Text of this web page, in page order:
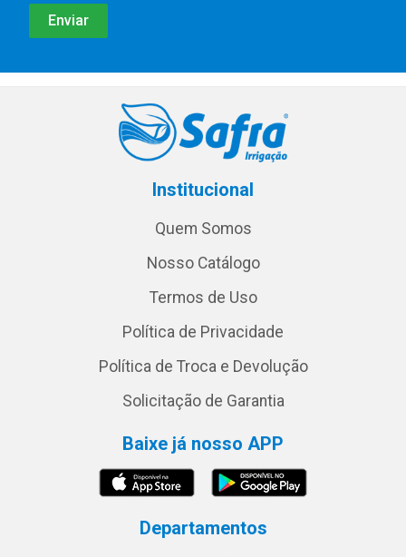
Institucional
Quem Somos
Nosso Catálogo
Termos de Uso
Política de Privacidade
Política de Troca e Devolução
Solicitação de Garantia
Baixe já nosso APP
Departamentos